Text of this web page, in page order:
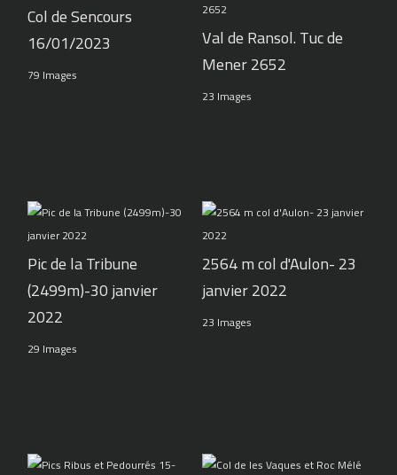
Col de Sencours
16/01/2023
79 Images
Val de Ransol. Tuc de
Mener 2652
23 Images
Pic de la Tribune
(2499m)-30 janvier
2022
29 Images
2564 m col d'Aulon- 23
janvier 2022
23 Images